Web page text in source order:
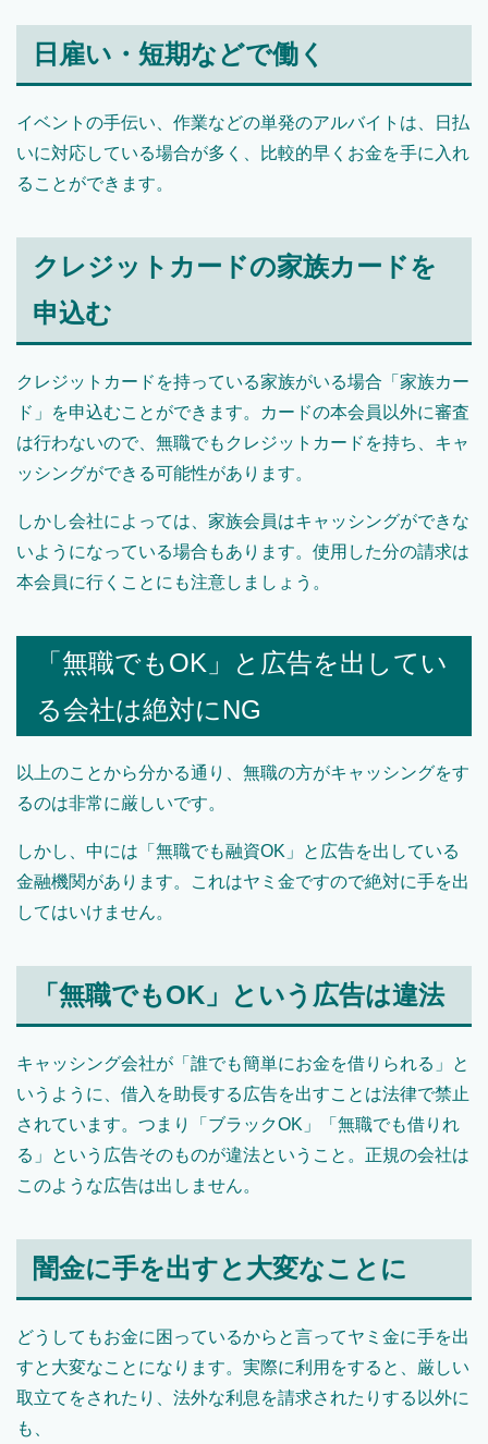
日雇い・短期などで働く
イベントの手伝い、作業などの単発のアルバイトは、日払
いに対応している場合が多く、比較的早くお金を手に入れ
ることができます。
クレジットカードの家族カードを
申込む
クレジットカードを持っている家族がいる場合「家族カー
ド」を申込むことができます。カードの本会員以外に審査
は行わないので、無職でもクレジットカードを持ち、キャ
ッシングができる可能性があります。
しかし会社によっては、家族会員はキャッシングができな
いようになっている場合もあります。使用した分の請求は
本会員に行くことにも注意しましょう。
「無職でもOK」と広告を出してい
る会社は絶対にNG
以上のことから分かる通り、無職の方がキャッシングをす
るのは非常に厳しいです。
しかし、中には「無職でも融資OK」と広告を出している
金融機関があります。これはヤミ金ですので絶対に手を出
してはいけません。
「無職でもOK」という広告は違法
キャッシング会社が「誰でも簡単にお金を借りられる」と
いうように、借入を助長する広告を出すことは法律で禁止
されています。つまり「ブラックOK」「無職でも借りれ
る」という広告そのものが違法ということ。正規の会社は
このような広告は出しません。
闇金に手を出すと大変なことに
どうしてもお金に困っているからと言ってヤミ金に手を出
すと大変なことになります。実際に利用をすると、厳しい
取立てをされたり、法外な利息を請求されたりする以外に
も、